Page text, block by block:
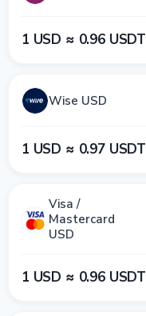
1 USD ≈ 0.96 USDT
Wise USD
1 USD ≈ 0.97 USDT
Visa /
Mastercard
USD
1 USD ≈ 0.96 USDT